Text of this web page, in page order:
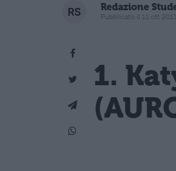
Redazione
Pubblicato il 11 ott
1.